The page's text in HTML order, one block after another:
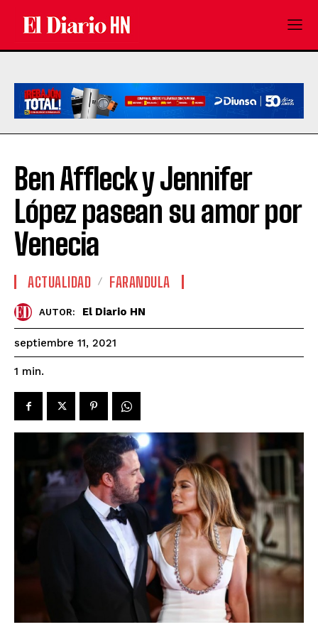
Ben Affleck y Jennifer
López pasean su amor por
Venecia
ACTUALIDAD FARANDULA
AUTOR: El Diario HN
septiembre 11, 2021
1 min.